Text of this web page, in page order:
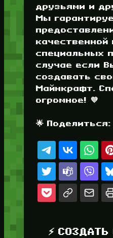
друзьями и
Мы
качественной
специальных
случае если
создавать
Майнкрафт.
огромное! 💜
🌟 Поделиться:
⚡